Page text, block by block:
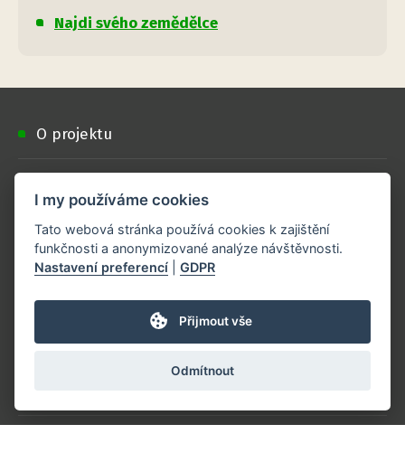
Najdi svého zemědělce
O projektu
Materiály
Kontakty
Doporučujeme
I my používáme cookies
Tato webová stránka používá cookies k zajištění
funkčnosti a anonymizované analýze návštěvnosti.
Nastavení preferencí |GDPR
Přijmout vše
Odmítnout